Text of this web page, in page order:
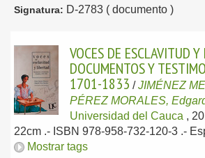
Signatura: D-2783 ( documento )
VOCES DE ESCLAVITUD Y
DOCUMENTOS Y
1701-1833 /JIMÉNEZ
PÉREZ MORALES,
Universidad del Cauca ,
22cm .- ISBN 978-958-732-120-3 .-
Mostrar tags